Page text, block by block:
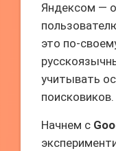
Яндексом —
это по-
учитывать
поисковиков.
Начнем с